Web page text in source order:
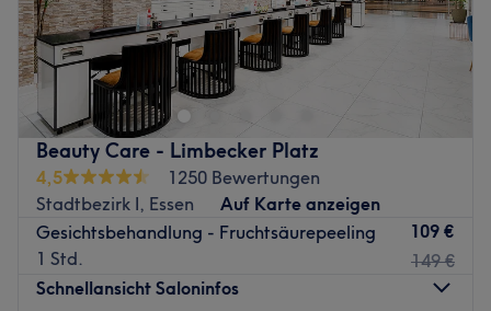
Beauty Care - Limbecker Platz
4,5
1250 Bewertungen
Stadtbezirk I, Essen
Auf Karte anzeigen
Gesichtsbehandlung - Fruchtsäurepeeling
1 Std.
109 €
149 €
Schnellansicht Saloninfos